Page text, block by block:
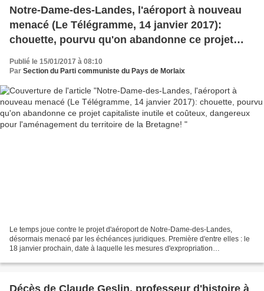
Notre-Dame-des-Landes, l'aéroport à nouveau
menacé (Le Télégramme, 14 janvier 2017):
chouette, pourvu qu'on abandonne ce projet
capitaliste inutile et coûteux, dangereux pour
l'aménagement du territoire de la Bretagne!
Publié le 15/01/2017 à 08:10
Par Section du Parti communiste du Pays de Morlaix
Le temps joue contre le projet d'aéroport de Notre-Dame-des-Landes,
désormais menacé par les échéances juridiques. Première d'entre elles : le
18 janvier prochain, date à laquelle les mesures d'expropriation
Décès de Claude Geslin, professeur d'histoire à